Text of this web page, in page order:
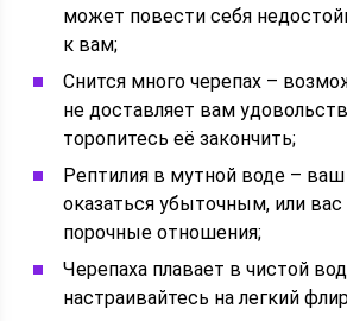
может повести себя
к вам;
Снится много черепах –
не доставляет вам
торопитесь её закончить;
Рептилия в мутной воде –
оказаться убыточным, или вас
порочные отношения;
Черепаха плавает в чистой
настраивайтесь на легкий